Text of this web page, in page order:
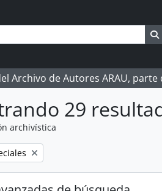
Archivo de Autores ARAU, parte
29
archivística